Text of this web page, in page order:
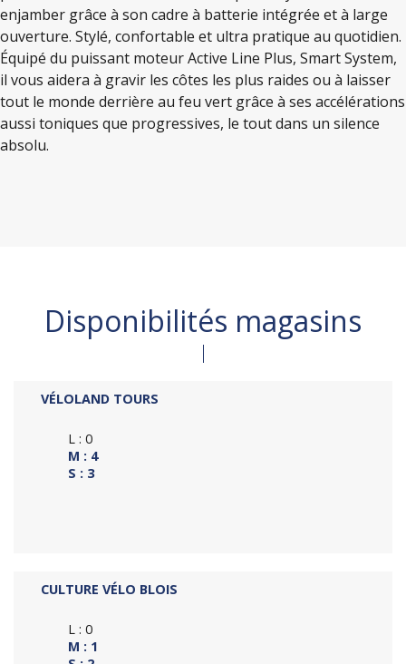
enjamber grâce à son cadre à batterie intégrée et à large
ouverture. Stylé, confortable et ultra pratique au quotidien.
Équipé du puissant moteur Active Line Plus, Smart System,
il vous aidera à gravir les côtes les plus raides ou à laisser
tout le monde derrière au feu vert grâce à ses accélérations
aussi toniques que progressives, le tout dans un silence
absolu.
Disponibilités magasins
VÉLOLAND TOURS
L : 0
M : 4
S : 3
CULTURE VÉLO BLOIS
L : 0
M : 1